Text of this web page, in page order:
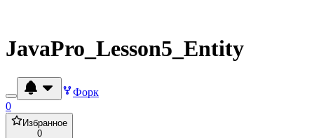
JavaPro_Lesson5_Entity
Форк
0
Избранное
0